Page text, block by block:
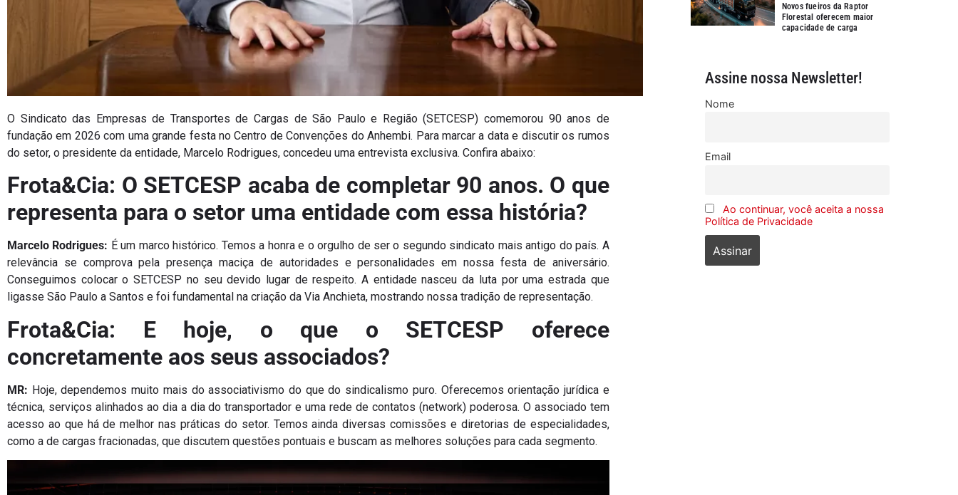
O Sindicato das Empresas de Transportes de Cargas de São Paulo e Região (SETCESP) comemorou 90 anos de
fundação em 2026 com uma grande festa no Centro de Convenções do Anhembi. Para marcar a data e discutir os rumos
do setor, o presidente da entidade, Marcelo Rodrigues, concedeu uma entrevista exclusiva. Confira abaixo:
Frota&Cia: O SETCESP acaba de completar 90 anos. O que
representa para o setor uma entidade com essa história?
Marcelo Rodrigues: É um marco histórico. Temos a honra e o orgulho de ser o segundo sindicato mais antigo do país. A
relevância se comprova pela presença maciça de autoridades e personalidades em nossa festa de aniversário.
Conseguimos colocar o SETCESP no seu devido lugar de respeito. A entidade nasceu da luta por uma estrada que
ligasse São Paulo a Santos e foi fundamental na criação da Via Anchieta, mostrando nossa tradição de representação.
Frota&Cia: E hoje, o que o SETCESP oferece
concretamente aos seus associados?
MR: Hoje, dependemos muito mais do associativismo do que do sindicalismo puro. Oferecemos orientação jurídica e
técnica, serviços alinhados ao dia a dia do transportador e uma rede de contatos (network) poderosa. O associado tem
acesso ao que há de melhor nas práticas do setor. Temos ainda diversas comissões e diretorias de especialidades,
como a de cargas fracionadas, que discutem questões pontuais e buscam as melhores soluções para cada segmento.
Novos fueiros da Raptor
Florestal oferecem maior
capacidade de carga
Assine nossa Newsletter!
Nome
Email
Ao continuar, você aceita a nossa
Política de Privacidade